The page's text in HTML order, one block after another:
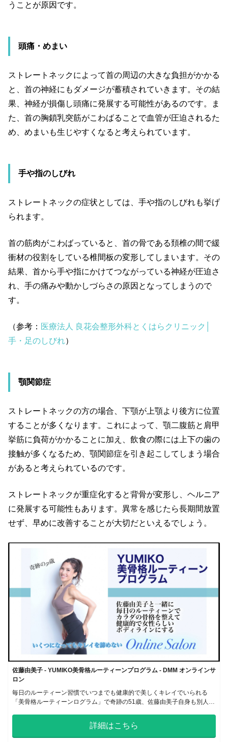
うことが原因です。
頭痛・めまい
ストレートネックによって首の周辺の大きな負担がかかる
と、首の神経にもダメージが蓄積されていきます。その結
果、神経が損傷し頭痛に発展する可能性があるのです。ま
た、首の胸鎖乳突筋がこわばることで血管が圧迫されるた
め、めまいも生じやすくなると考えられています。
手や指のしびれ
ストレートネックの症状としては、手や指のしびれも挙げ
られます。
首の筋肉がこわばっていると、首の骨である頚椎の間で緩
衝材の役割をしている椎間板の変形してしまいます。その
結果、首から手や指にかけてつながっている神経が圧迫さ
れ、手の痛みや動かしづらさの原因となってしまうので
す。
（参考： 医療法人 良花会整形外科とくはらクリニック│
手・足のしびれ）
顎関節症
ストレートネックの方の場合、下顎が上顎より後方に位置
することが多くなります。これによって、顎二腹筋と肩甲
挙筋に負荷がかかることに加え、飲食の際には上下の歯の
接触が多くなるため、顎関節症を引き起こしてしまう場合
があると考えられているのです。
ストレートネックが重症化すると背骨が変形し、ヘルニア
に発展する可能性もあります。異常を感じたら長期間放置
せず、早めに改善することが大切だといえるでしょう。
佐藤由美子 - YUMIKO美骨格ルーティーンプログラム - DMM オンラインサ
ロン
毎日のルーティーン習慣でいつまでも健康的で美しくキレイでいられる
「美骨格ルーティーンログラム」で奇跡の51歳、佐藤由美子自身も別人の
詳細はこちら